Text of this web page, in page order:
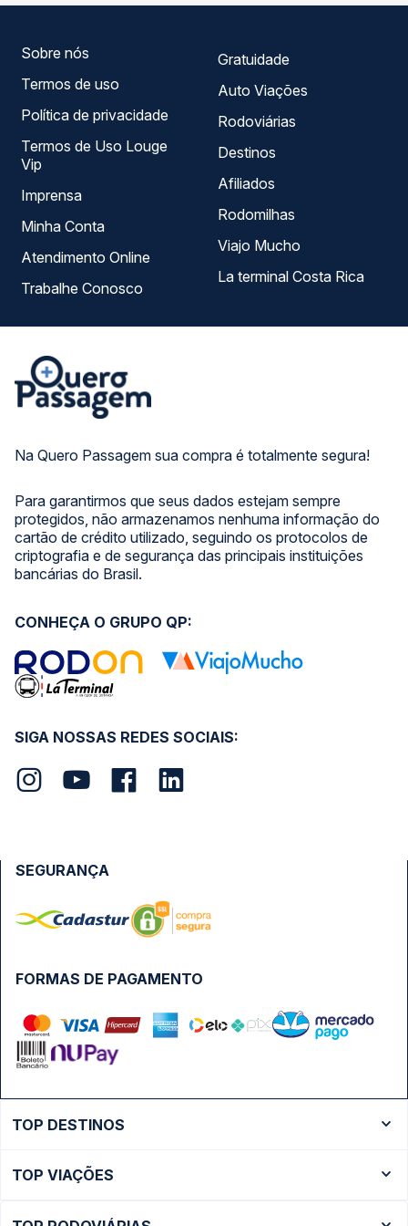
só lugar e escolhe a que melhor se encaixa na sua
Na Quero Passagem sua compra é totalmente segura!
Para garantirmos que seus dados estejam sempre
protegidos, não armazenamos nenhuma informação do
cartão de crédito utilizado, seguindo os protocolos de
criptografia e de segurança das principais instituições
bancárias do Brasil.
Sobre nós
Termos de uso
Política de privacidade
Termos de Uso Louge
Vip
Imprensa
Minha Conta
Atendimento Online
Trabalhe Conosco
Gratuidade
Auto Viações
Rodoviárias
Destinos
Afiliados
Rodomilhas
Viajo Mucho
La terminal Costa Rica
SIGA NOSSAS REDES SOCIAIS:
CONHEÇA O GRUPO QP:
FORMAS DE PAGAMENTO
SEGURANÇA
TOP DESTINOS
Ônibus São Paulo
TOP VIAÇÕES